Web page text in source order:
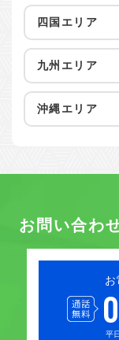
お問い合わ
お
平
四国エリア
九州エリア
沖縄エリア